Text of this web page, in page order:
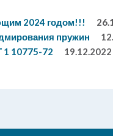
2024 годом!!!
пружин
1 10775-72
19.12.2022